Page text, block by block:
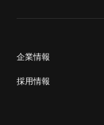
企業情報
採用情報